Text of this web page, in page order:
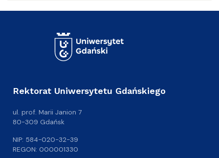
Rektorat Uniwersytetu Gdańskiego
ul. prof. Marii Janion 7
80-309 Gdańsk
NIP: 584-020-32-39
REGON: 000001330